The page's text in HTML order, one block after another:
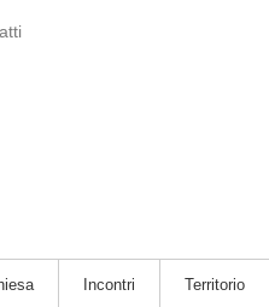
Incontri Territorio